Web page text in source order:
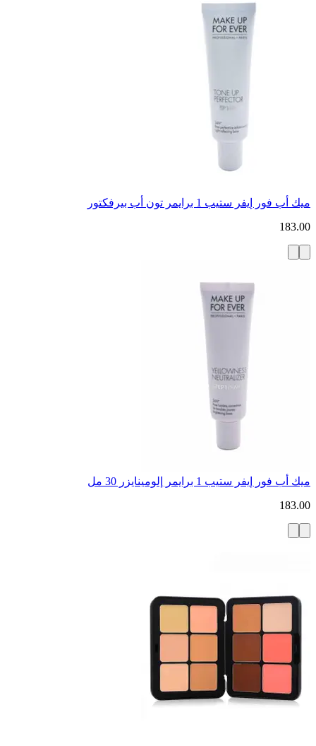
ميك أب فور إيفر ستيب 1 برايمر تون أب بيرفكتور
183.00
ميك أب فور إيفر ستيب 1 برايمر إلومينايزر 30 مل
183.00